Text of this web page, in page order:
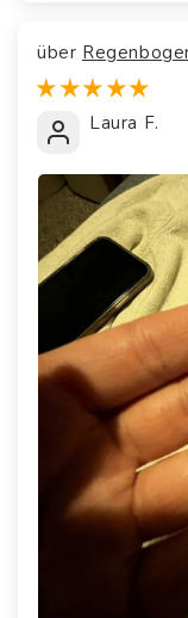
Laura F.